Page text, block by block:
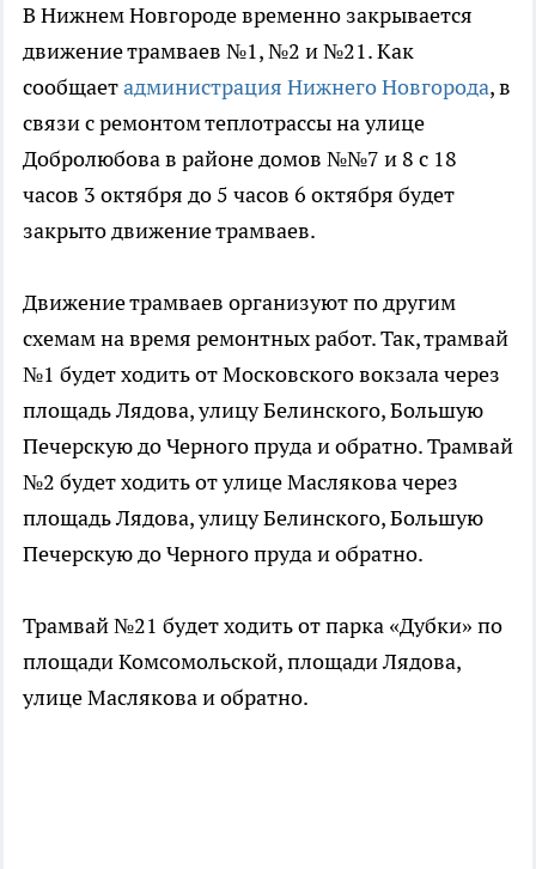
В Нижнем Новгороде временно закрывается
движение трамваев №1, №2 и №21. Как
сообщаетадминистрация Нижнего Новгорода, в
связи с ремонтом теплотрассы на улице
Добролюбова в районе домов №№7 и 8 с 18
часов 3 октября до 5 часов 6 октября будет
закрыто движение трамваев.
Движение трамваев организуют по другим
схемам на время ремонтных работ. Так, трамвай
№1 будет ходить от Московского вокзала через
площадь Лядова, улицу Белинского, Большую
Печерскую до Черного пруда и обратно. Трамвай
№2 будет ходить от улице Маслякова через
площадь Лядова, улицу Белинского, Большую
Печерскую до Черного пруда и обратно.
Трамвай №21 будет ходить от парка «Дубки» по
площади Комсомольской, площади Лядова,
улице Маслякова и обратно.